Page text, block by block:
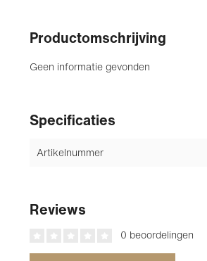
Productomschrijving
Geen informatie gevonden
Specificaties
Artikelnummer
Reviews
0 beoordelingen